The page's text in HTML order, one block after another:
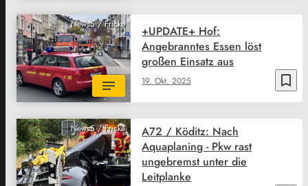
News5 / Fricke
bookmark_border
19. Okt. 2025
+UPDATE+ Hof:
Angebranntes Essen löst
großen Einsatz aus
News5 / Fricke
A72 / Köditz: Nach
Aquaplaning - Pkw rast
ungebremst unter die
Leitplanke